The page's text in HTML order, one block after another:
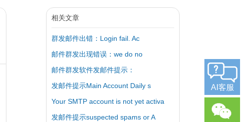
相关文章
群发邮件出错：Login fail. Ac
邮件群发出现错误：we do no
邮件群发软件发邮件提示：
发邮件提示Main Account Daily s
Your SMTP account is not yet activa
发邮件提示suspected spams or A
AI客服